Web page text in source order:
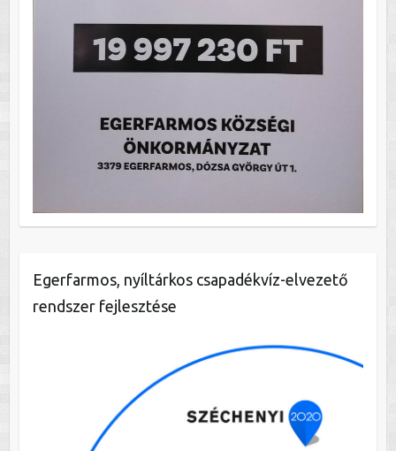
Egerfarmos, nyíltárkos csapadékvíz-elvezető
rendszer fejlesztése